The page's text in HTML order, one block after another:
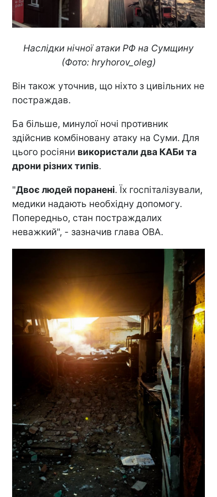
Наслідки нічної атаки РФ на Сумщину
(Фото: hryhorov_oleg)
Він також уточнив, що ніхто з цивільних не
постраждав.
Ба більше, минулої ночі противник
здійснив комбіновану атаку на Суми. Для
цього росіяни використали два КАБи та
дрони різних типів.
"Двоє людей поранені. Їх госпіталізували,
медики надають необхідну допомогу.
Попередньо, стан постраждалих
неважкий", - зазначив глава ОВА.